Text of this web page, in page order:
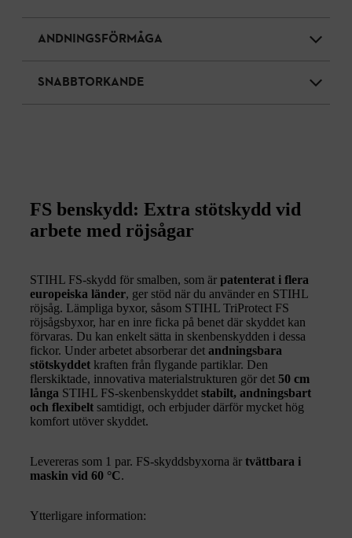
ANDNINGSFÖRMÅGA
SNABBTORKANDE
FS benskydd: Extra stötskydd vid
arbete med röjsågar
STIHL FS-skydd för smalben, som är patenterat i flera
europeiska länder, ger stöd när du använder en STIHL
röjsåg. Lämpliga byxor, såsom STIHL TriProtect FS
röjsågsbyxor, har en inre ficka på benet där skyddet kan
förvaras. Du kan enkelt sätta in skenbenskydden i dessa
fickor. Under arbetet absorberar det andningsbara
stötskyddet kraften från flygande partiklar. Den
flerskiktade, innovativa materialstrukturen gör det 50 cm
långa STIHL FS-skenbenskyddet stabilt, andningsbart
och flexibelt samtidigt, och erbjuder därför mycket hög
komfort utöver skyddet.
Levereras som 1 par. FS-skyddsbyxorna är tvättbara i
maskin vid 60 °C.
Ytterligare information: